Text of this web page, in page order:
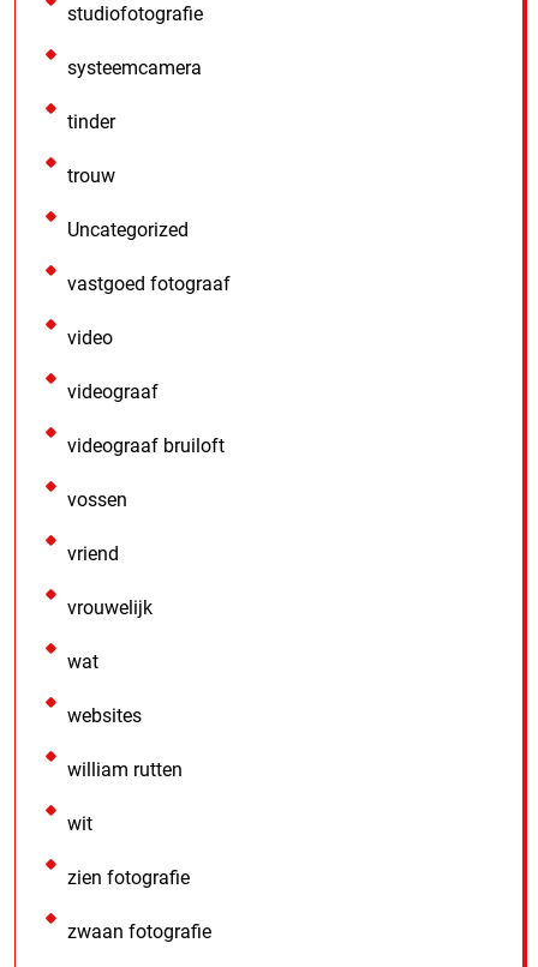
studiofotografie
systeemcamera
tinder
trouw
Uncategorized
vastgoed fotograaf
video
videograaf
videograaf bruiloft
vossen
vriend
vrouwelijk
wat
websites
william rutten
wit
zien fotografie
zwaan fotografie